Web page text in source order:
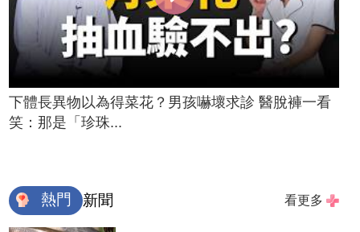
下體長異物以為得菜花？男孩嚇壞求診 醫脫褲一看
笑：那是「珍珠...
熱門 新聞 看更多